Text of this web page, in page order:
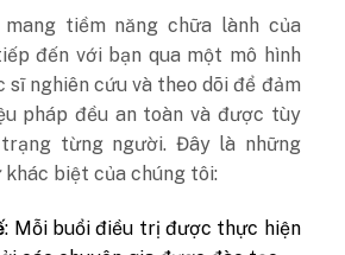
mang tiềm năng chữa lành của
đến với bạn qua một mô hình
sĩ nghiên cứu và theo dõi để đảm
pháp đều an toàn và được tùy
từng người. Đây là những
khác biệt của chúng tôi:
: Mỗi buổi điều trị được thực hiện